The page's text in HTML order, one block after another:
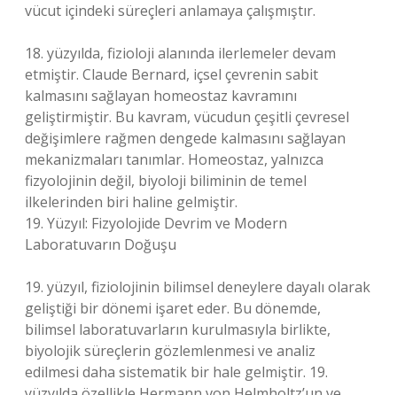
vücut içindeki süreçleri anlamaya çalışmıştır.
18. yüzyılda, fizioloji alanında ilerlemeler devam
etmiştir. Claude Bernard, içsel çevrenin sabit
kalmasını sağlayan homeostaz kavramını
geliştirmiştir. Bu kavram, vücudun çeşitli çevresel
değişimlere rağmen dengede kalmasını sağlayan
mekanizmaları tanımlar. Homeostaz, yalnızca
fizyolojinin değil, biyoloji biliminin de temel
ilkelerinden biri haline gelmiştir.
19. Yüzyıl: Fizyolojide Devrim ve Modern
Laboratuvarın Doğuşu
19. yüzyıl, fiziolojinin bilimsel deneylere dayalı olarak
geliştiği bir dönemi işaret eder. Bu dönemde,
bilimsel laboratuvarların kurulmasıyla birlikte,
biyolojik süreçlerin gözlemlenmesi ve analiz
edilmesi daha sistematik bir hale gelmiştir. 19.